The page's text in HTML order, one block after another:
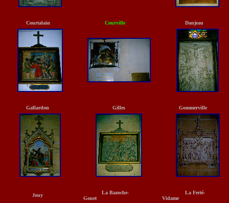
Courtalain Courville Danjeau
Gallardon Gilles Gommerville
Jouy
La Bazoche-
Gouet
La Ferté-
Vidame